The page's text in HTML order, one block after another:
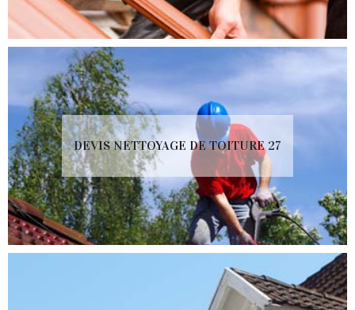
DEVIS NETTOYAGE DE TOITURE 27